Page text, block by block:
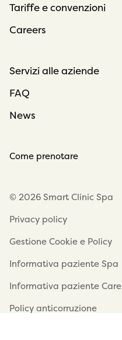
Tariffe e convenzioni
Careers
Servizi alle aziende
FAQ
News
Come prenotare
© 2026 Smart Clinic Spa
Privacy policy
Gestione Cookie e Policy
Informativa paziente Spa
Informativa paziente Care
Policy anticorruzione